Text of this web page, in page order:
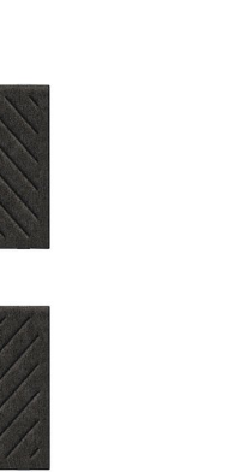
gelten für den Verkauf
USM U. Schärer Söhne
Shop auf
Bestellung
jeweils gültigen
der
gültig, wenn sie